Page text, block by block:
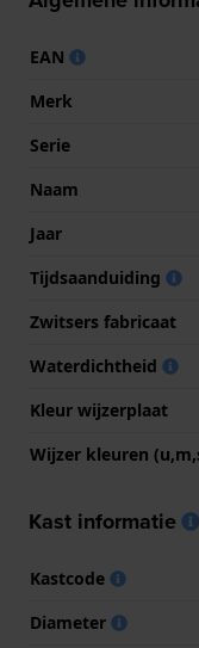
EAN
Merk
Serie
Naam
Jaar
Tijdsaanduiding
Zwitsers fabricaat
Waterdichtheid
Kleur wijzerplaat
Wijzer kleuren
Kast informatie
Kastcode
Diameter